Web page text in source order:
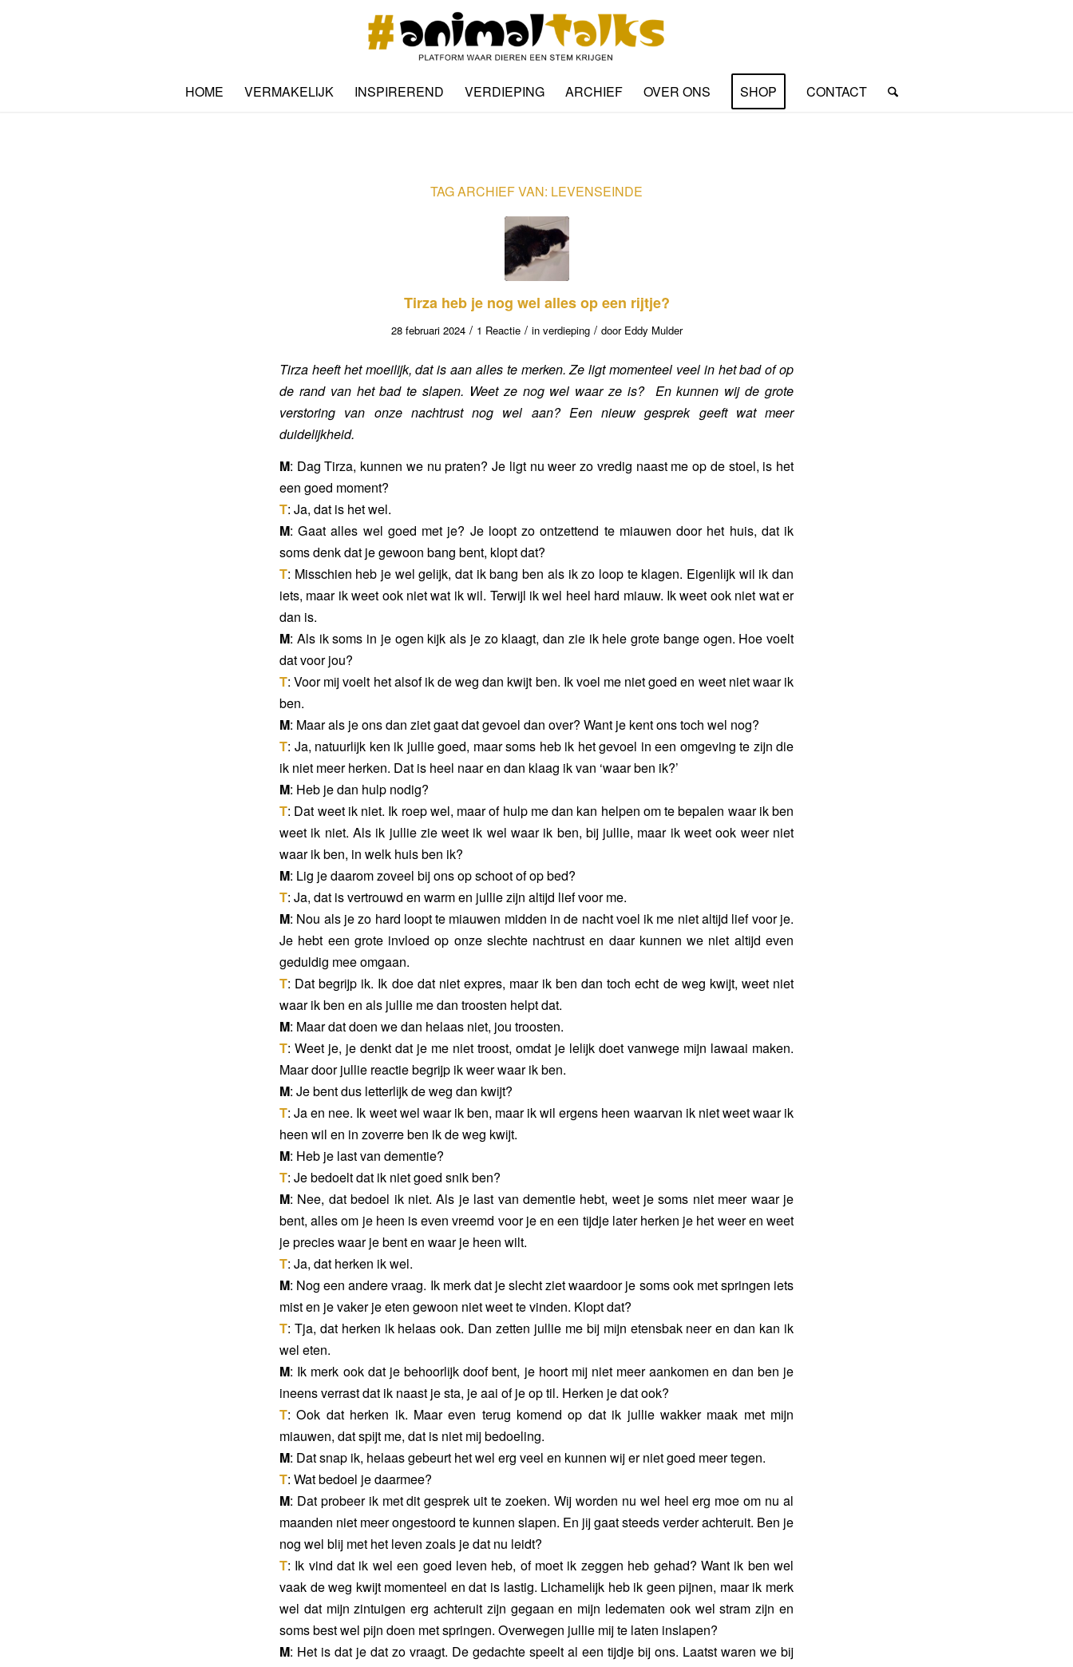
HOME VERMAKELIJK INSPIREREND VERDIEPING ARCHIEF OVER ONS SHOP CONTACT
TAG ARCHIEF VAN: LEVENSEINDE
Tirza heb je nog wel alles op een rijtje?
28 februari 2024 / 1 Reactie / in verdieping / door Eddy Mulder
Tirza heeft het moeilijk, dat is aan alles te merken. Ze ligt momenteel veel in het bad of op
de rand van het bad te slapen. Weet ze nog wel waar ze is? En kunnen wij de grote
verstoring van onze nachtrust nog wel aan? Een nieuw gesprek geeft wat meer
duidelijkheid.
M: Dag Tirza, kunnen we nu praten? Je ligt nu weer zo vredig naast me op de stoel, is het
een goed moment?
T: Ja, dat is het wel.
M: Gaat alles wel goed met je? Je loopt zo ontzettend te miauwen door het huis, dat ik
soms denk dat je gewoon bang bent, klopt dat?
T: Misschien heb je wel gelijk, dat ik bang ben als ik zo loop te klagen. Eigenlijk wil ik dan
iets, maar ik weet ook niet wat ik wil. Terwijl ik wel heel hard miauw. Ik weet ook niet wat er
dan is.
M: Als ik soms in je ogen kijk als je zo klaagt, dan zie ik hele grote bange ogen. Hoe voelt
dat voor jou?
T: Voor mij voelt het alsof ik de weg dan kwijt ben. Ik voel me niet goed en weet niet waar ik
ben.
M: Maar als je ons dan ziet gaat dat gevoel dan over? Want je kent ons toch wel nog?
T: Ja, natuurlijk ken ik jullie goed, maar soms heb ik het gevoel in een omgeving te zijn die
ik niet meer herken. Dat is heel naar en dan klaag ik van ‘waar ben ik?’
M: Heb je dan hulp nodig?
T: Dat weet ik niet. Ik roep wel, maar of hulp me dan kan helpen om te bepalen waar ik ben
weet ik niet. Als ik jullie zie weet ik wel waar ik ben, bij jullie, maar ik weet ook weer niet
waar ik ben, in welk huis ben ik?
M: Lig je daarom zoveel bij ons op schoot of op bed?
T: Ja, dat is vertrouwd en warm en jullie zijn altijd lief voor me.
M: Nou als je zo hard loopt te miauwen midden in de nacht voel ik me niet altijd lief voor je.
Je hebt een grote invloed op onze slechte nachtrust en daar kunnen we niet altijd even
geduldig mee omgaan.
T: Dat begrijp ik. Ik doe dat niet expres, maar ik ben dan toch echt de weg kwijt, weet niet
waar ik ben en als jullie me dan troosten helpt dat.
M: Maar dat doen we dan helaas niet, jou troosten.
T: Weet je, je denkt dat je me niet troost, omdat je lelijk doet vanwege mijn lawaai maken.
Maar door jullie reactie begrijp ik weer waar ik ben.
M: Je bent dus letterlijk de weg dan kwijt?
T: Ja en nee. Ik weet wel waar ik ben, maar ik wil ergens heen waarvan ik niet weet waar ik
heen wil en in zoverre ben ik de weg kwijt.
M: Heb je last van dementie?
T: Je bedoelt dat ik niet goed snik ben?
M: Nee, dat bedoel ik niet. Als je last van dementie hebt, weet je soms niet meer waar je
bent, alles om je heen is even vreemd voor je en een tijdje later herken je het weer en weet
je precies waar je bent en waar je heen wilt.
T: Ja, dat herken ik wel.
M: Nog een andere vraag. Ik merk dat je slecht ziet waardoor je soms ook met springen iets
mist en je vaker je eten gewoon niet weet te vinden. Klopt dat?
T: Tja, dat herken ik helaas ook. Dan zetten jullie me bij mijn etensbak neer en dan kan ik
wel eten.
M: Ik merk ook dat je behoorlijk doof bent, je hoort mij niet meer aankomen en dan ben je
ineens verrast dat ik naast je sta, je aai of je op til. Herken je dat ook?
T: Ook dat herken ik. Maar even terug komend op dat ik jullie wakker maak met mijn
miauwen, dat spijt me, dat is niet mij bedoeling.
M: Dat snap ik, helaas gebeurt het wel erg veel en kunnen wij er niet goed meer tegen.
T: Wat bedoel je daarmee?
M: Dat probeer ik met dit gesprek uit te zoeken. Wij worden nu wel heel erg moe om nu al
maanden niet meer ongestoord te kunnen slapen. En jij gaat steeds verder achteruit. Ben je
nog wel blij met het leven zoals je dat nu leidt?
T: Ik vind dat ik wel een goed leven heb, of moet ik zeggen heb gehad? Want ik ben wel
vaak de weg kwijt momenteel en dat is lastig. Lichamelijk heb ik geen pijnen, maar ik merk
wel dat mijn zintuigen erg achteruit zijn gegaan en mijn ledematen ook wel stram zijn en
soms best wel pijn doen met springen. Overwegen jullie mij te laten inslapen?
M: Het is dat je dat zo vraagt. De gedachte speelt al een tijdje bij ons. Laatst waren we bij